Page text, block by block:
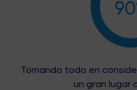
Tomando todo en
un gran lugar